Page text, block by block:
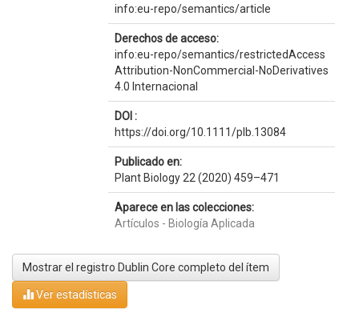
info:eu-repo/semantics/article
Derechos de acceso:
info:eu-repo/semantics/restrictedAccess
Attribution-NonCommercial-NoDerivatives
4.0 Internacional
DOI :
https://doi.org/10.1111/plb.13084
Publicado en:
Plant Biology 22 (2020) 459–471
Aparece en las colecciones:
Artículos - Biología Aplicada
Mostrar el registro Dublin Core completo del ítem
Ver estadísticas